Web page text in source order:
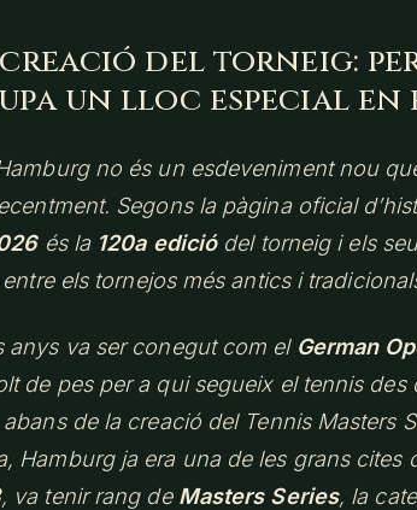
del torneig:
un lloc especial
no és un esdeveniment nou
Segons la pàgina oficial
és la 120a ediciódel torneig i els
els tornejos més antics i
anys va ser conegut com el German
de pes per a qui segueix el tennis des
de la creació del Tennis Masters
Hamburg ja era una de les grans cites
, va tenir rang de Masters Series, la